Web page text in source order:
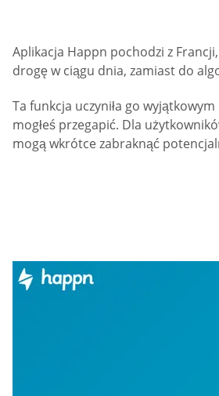
Aplikacja Happn pochodzi z
drogę w ciągu dnia, zamiast do
Ta funkcja uczyniła go
mogłeś przegapić. Dla
mogą wkrótce zabraknąć